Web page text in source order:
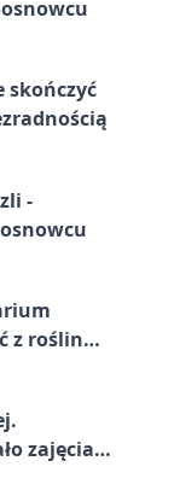
skończyć
-
z roślin
zajęcia